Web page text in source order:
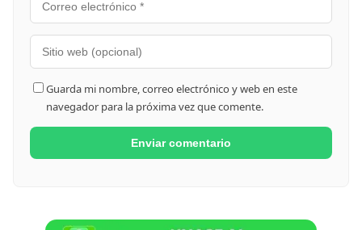
Guarda mi nombre, correo electrónico y web en este
navegador para la próxima vez que comente.